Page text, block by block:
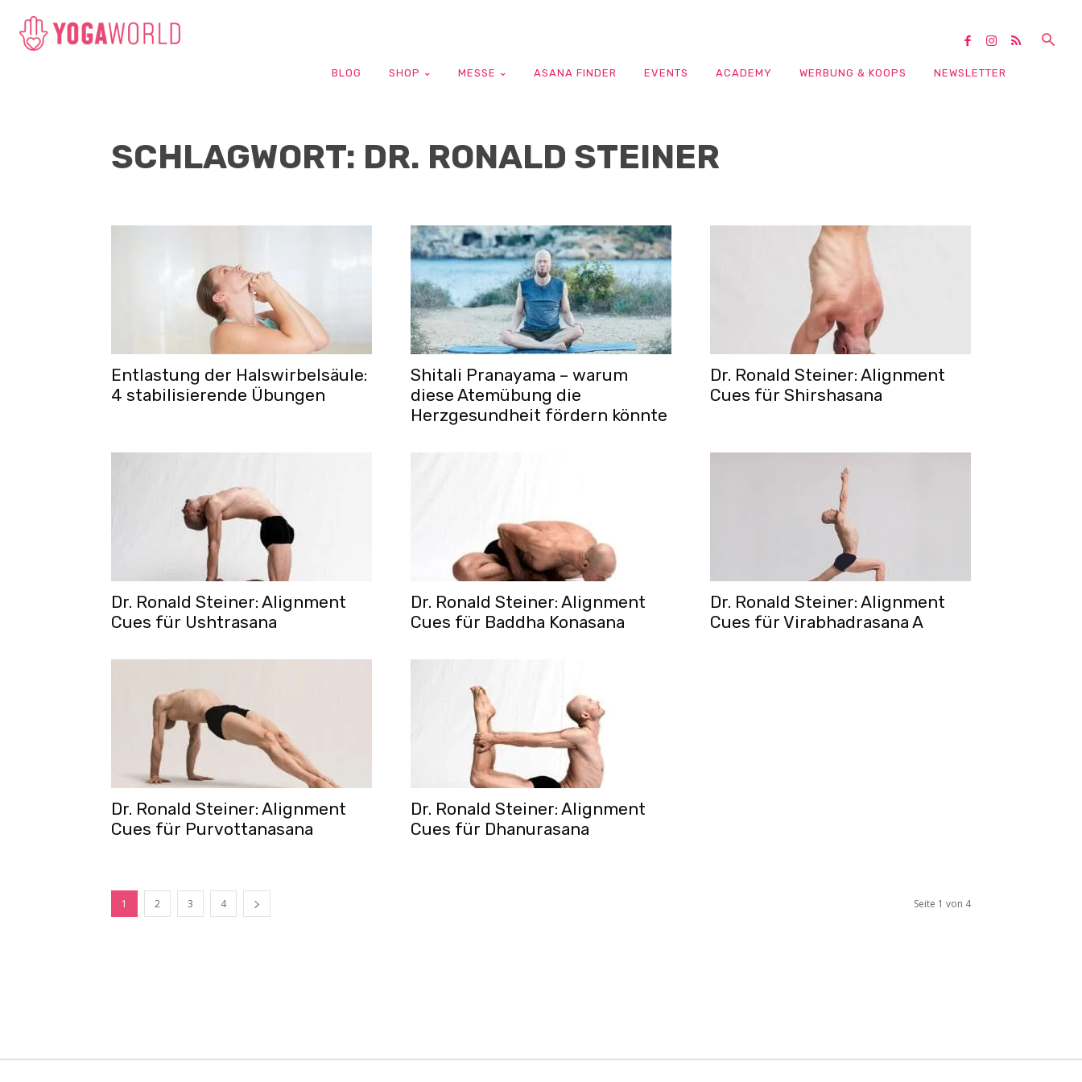
BLOG SHOP MESSE ASANA FINDER EVENTS ACADEMY WERBUNG & KOOPS NEWSLETTER
SCHLAGWORT: DR. RONALD STEINER
Entlastung der Halswirbelsäule:
4 stabilisierende Übungen
Shitali Pranayama – warum
diese Atemübung die
Herzgesundheit fördern könnte
Dr. Ronald Steiner: Alignment
Cues für Shirshasana
Dr. Ronald Steiner: Alignment
Cues für Ushtrasana
Dr. Ronald Steiner: Alignment
Cues für Baddha Konasana
Dr. Ronald Steiner: Alignment
Cues für Virabhadrasana A
Dr. Ronald Steiner: Alignment
Cues für Purvottanasana
Dr. Ronald Steiner: Alignment
Cues für Dhanurasana
1 2 3 4 Seite 1 von 4